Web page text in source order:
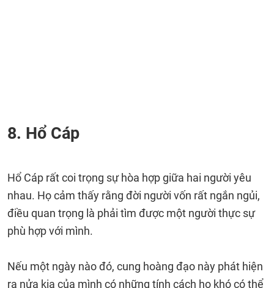
8. Hổ Cáp
Hổ Cáp rất coi trọng sự hòa hợp giữa hai người yêu
nhau. Họ cảm thấy rằng đời người vốn rất ngắn ngủi,
điều quan trọng là phải tìm được một người thực sự
phù hợp với mình.
Nếu một ngày nào đó, cung hoàng đạo này phát hiện
ra nửa kia của mình có những tính cách họ khó có thể